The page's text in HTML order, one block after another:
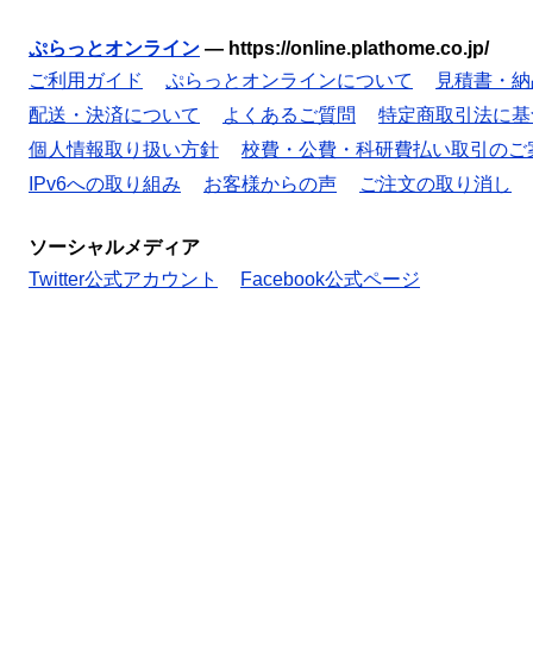
ぷらっとオンライン — https://online.plathome.co.jp/
ご利用ガイド
ぷらっとオンラインについて
見積書・
配送・決済について
よくあるご質問
特定商取引法に
個人情報取り扱い方針
校費・公費・科研費払い取引のご
IPv6への取り組み
お客様からの声 ご注文の取り消し
ソーシャルメディア
Twitter公式アカウント
Facebook公式ページ